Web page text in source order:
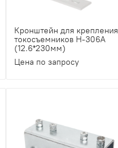
Кронштейн для крепления
токосъемников H-306A
(12.6*230мм)
Цена по запросу